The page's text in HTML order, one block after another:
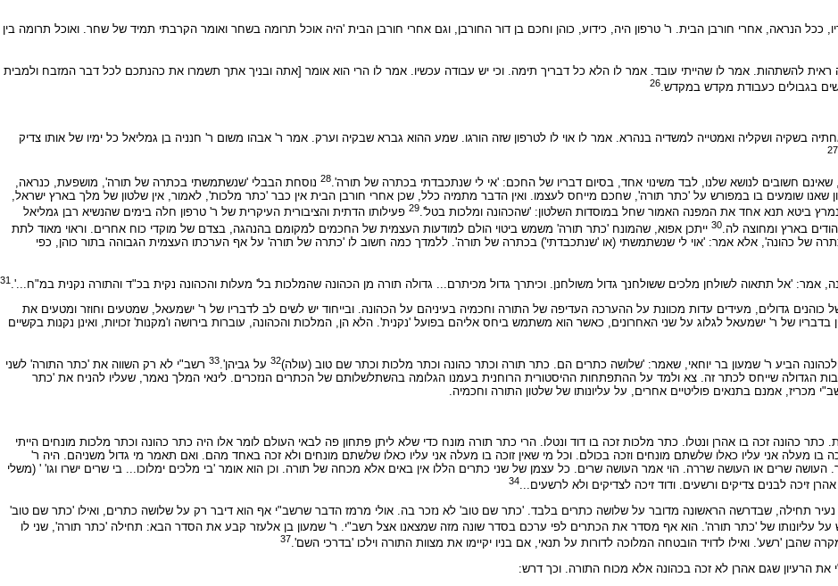
הנראה, אחרי חורבן הבית. ר' טרפון היה, כידוע, כוהן וחכם בן דור החורבן, וגם אחרי חורבן הבית 'היה אוכל תרומה בשחר ואומר הקרבתי תמיד של שחר. ואוכל תרומה בין
להשתהות. אמר לו שהייתי עובד. אמר לו הלא כל דבריך תימה. וכי יש עבודה עכשיו. אמר לו הרי הוא אומר [אתה ובניך אתך תשמרו את כהנתכם לכל דבר המזבח ולמבית
בגבולים כעבודת מקדש במקדש.26
בשקיה ושקליה ואמטייה למשדיה בנהרא. אמר לו אוי לו לטרפון שזה הורגו. שמע ההוא גברא שבקיה וערק. אמר ר' אבהו משום ר' חנניה בן גמליאל כל ימיו של אותו צדיק
27
שאינם חשובים לנושא שלנו, לבד משינוי אחד, בסיום דבריו של החכם: 'אי לי שנתכבדתי בכתרה של תורה'.28 נוסחת הבבלי 'שנשתמשתי בכתרה של תורה', מושפעת, כנראה,
שומעים בו במפורש על 'כתר תורה', שחכם מייחס לעצמו. ואין הדבר מתמיה כלל, שכן אחרי חורבן הבית אין כבר 'כתר מלכות', לאמור, אין שלטון של מלך בארץ ישראל,
ביטא תנא אחד את המפנה האמור שחל במוסדות השלטון: 'שהכהונה ומלכות בטל'.29 פעילותו הדתית והציבורית העיקרית של ר' טרפון חלה בימים שהנשיא רבן גמליאל
בארץ ומחוצה לה.30 ייתכן אפוא, שהמונח 'כתר תורה' משמש ביטוי הולם למודעות העצמית של החכמים למקומם בהנהגה, בצדם של מוקדי כוח אחרים. וראוי מאוד לתת
של כהונה', אלא אמר: 'אוי לי שנשתמשתי (או 'שנתכבדתי') בכתרה של תורה'. ללמדך כמה חשוב לו 'כתרה של תורה' על אף הערכתו העצמית הגבוהה בתור כוהן, כפי
אמר: 'אל תתאוה לשולחן מלכים ששולחנך גדול משולחנן. וכיתרך גדול מכיתרם... גדולה תורה מן הכהונה שהמלכות בל' מעלות והכהונה נקית בכ"ד והתורה נקנית במ"ח...'. 31
כוהנים גדולים, מעידים עדות מכוונת על ההערכה העדיפה של התורה וחכמיה בעיניהם על הכהונה. ובייחוד יש לשים לב לדבריו של ר' ישמעאל, שמטעים וחוזר ומטעים את
בדבריו של ר' ישמעאל לגלוג על שני האחרונים, כאשר הוא משתמש ביחס אליהם בפועל 'נקנית'. הלא הן, המלכות והכהונה, עוברות בירושה ו'מקנות' זכויות, ואינן נקנות בקשיים
הביע ר' שמעון בר יוחאי, שאמר: 'שלושה כתרים הם. כתר תורה וכתר כהונה וכתר מלכות וכתר שם טוב (עולה)32 על גביהן'.33 רשב"י לא רק השווה את 'כתר התורה' לשני
שייחס לכתר זה. צא ולמד על ההתפתחות ההיסטורית הרוחנית בעמנו הגלומה בהשתלשלותם של הכתרים הנזכרים. לינאי המלך נאמר, שעליו להניח את 'כתר
מכריז, אמנם בתנאים פוליטיים אחרים, על עליונותו של שלטון התורה וחכמיה.
כהונה זכה בו אהרן ונטלו. כתר מלכות זכה בו דוד ונטלו. הרי כתר תורה מונח כדי שלא ליתן פתחון פה לבאי העולם לומר אלו היה כתר כהונה וכתר מלכות מונחים הייתי
בו מעלה אני עליו כאלו שלשתם מונחים וזכה בכולם. וכל מי שאין זוכה בו מעלה אני עליו כאלו שלשתם מונחים ולא זכה באחד מהם. ואם תאמר מי גדול משניהם. היה ר'
העושה שרים או העושה שררה. הוי אמר העושה שרים. כל עצמן של שני כתרים הללו אין באים אלא מכחה של תורה. וכן הוא אומר 'בי מלכים ימלוכו... בי שרים ישרו וגו' ' (משלי
זיכה לבנים צדיקים ורשעים. ודוד זיכה לצדיקים ולא לרשעים...34
נעיר תחילה, שבדרשה הראשונה מדובר על שלושה כתרים בלבד. 'כתר שם טוב' לא נזכר בה. אולי מרמז הדבר שרשב"י אף הוא דיבר רק על שלושה כתרים, ואילו 'כתר שם טוב'
על עליונותו של 'כתר תורה'. הוא אף מסדר את הכתרים לפי ערכם בסדר שונה מזה שמצאנו אצל רשב"י. ר' שמעון בן אלעזר קבע את הסדר הבא: תחילה 'כתר תורה', שני לו
שהבן 'רשע'. ואילו לדויד הובטחה המלוכה לדורות על תנאי, אם בניו יקיימו את מצוות התורה וילכו 'בדרכי השם'.37
הרעיון שגם אהרן לא זכה בכהונה אלא מכוח התורה. וכך דרש: